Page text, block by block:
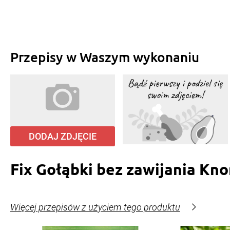
Przepisy w Waszym wykonaniu
DODAJ ZDJĘCIE
Fix Gołąbki bez zawijania
Więcej przepisów z użyciem tego produktu